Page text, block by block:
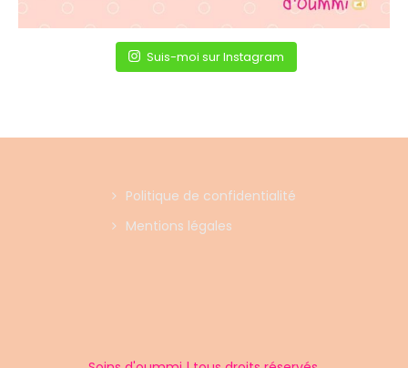
Suis-moi sur Instagram
Politique de confidentialité
Mentions légales